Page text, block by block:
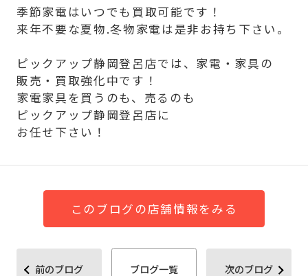
季節家電はいつでも買取可能です！
来年不要な夏物.冬物家電は是非お持ち下さい。
ピックアップ静岡登呂店では、家電・家具の
販売・買取強化中です！
家電家具を買うのも、売るのも
ピックアップ静岡登呂店に
お任せ下さい！
このブログの店舗情報をみる
前のブログ ブログ一覧 次のブログ